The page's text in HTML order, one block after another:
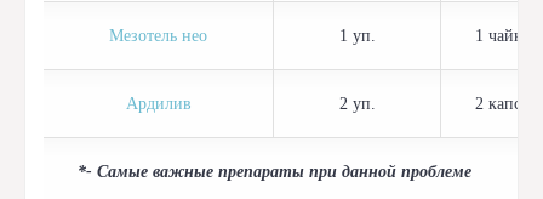
Мезотель нео 1 уп. 1
Ардилив 2 уп. 2
*- Самые важные препараты при данной проблеме